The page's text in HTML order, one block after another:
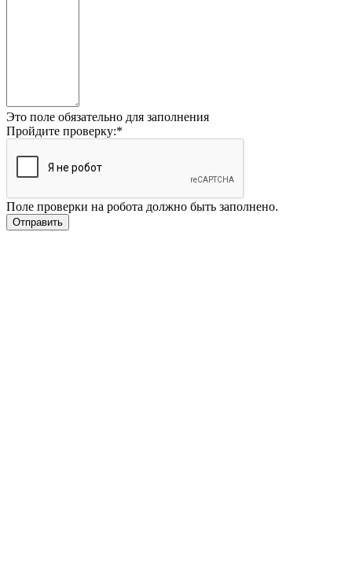
Это поле обязательно для заполнения
Пройдите проверку:*
Поле проверки на робота должно быть заполнено.